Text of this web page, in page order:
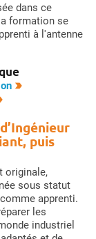
dans ce
formation se
à l'antenne
puis
originale,
sous statut
apprenti.
les
industriel